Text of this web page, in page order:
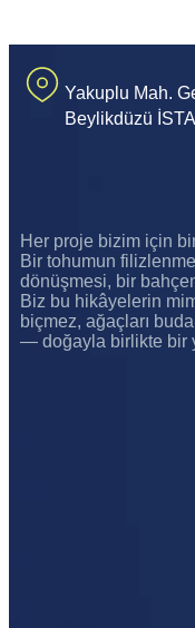
Yakuplu Mah.
Beylikdüzü
Her proje bizim için
Bir tohumun
dönüşmesi, bir
Biz bu hikâyelerin
biçmez, ağaçları
— doğayla birlikte bir